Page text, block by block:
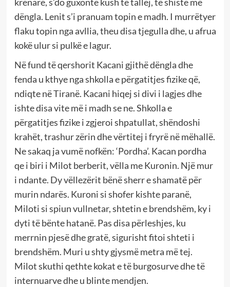
dëngla. Lenit s’i pranuam topin e madh. I murrëtyer
flaku topin nga avllia, theu disa tjegulla dhe, u afrua
kokë ulur si pulkë e lagur.
Në fund të qershorit Kacani gjithë dëngla dhe
fenda u kthye nga shkolla e përgatitjes fizike që,
ndiqte në Tiranë. Kacani hiqej si divi i lagjes dhe
ishte disa vite më i madh se ne. Shkolla e
përgatitjes fizike i zgjeroi shpatullat, shëndoshi
krahët, trashur zërin dhe vërtitej i fryrë në mëhallë.
Ne sakaq ja vumë nofkën: ‘Pordha’. Kacan pordha
qe i biri i Milot berberit, vëlla me Kuronin. Një mur
i ndante. Dy vëllezërit bënë sherr e shamatë për
murin ndarës. Kuroni si shofer kishte paranë,
Miloti si spiun vullnetar, shtetin e brendshëm, ky i
dyti të bënte hatanë. Pas disa përleshjes, ku
merrnin pjesë dhe gratë, sigurisht fitoi shteti i
brendshëm. Muri u shty gjysmë metra më tej.
Milot skuthi qethte kokat e të burgosurve dhe të
internuarve dhe u blinte mendjen.